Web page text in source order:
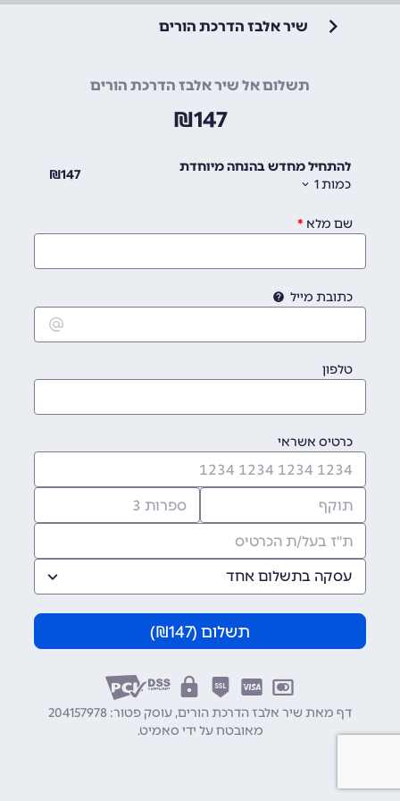
שיר אלבז הדרכת הורים
תשלום אל שיר אלבז הדרכת הורים
147
₪
להתחיל מחדש בהנחה מיוחדת
כמות1
147
₪
שם מלא
כתובת מייל
טלפון
כרטיס אשראי
עסקה בתשלום אחד
תשלום (147
₪)
דף מאת שיר אלבז הדרכת הורים, עוסק פטור: 204157978
מאובטח על ידי סאמיט.